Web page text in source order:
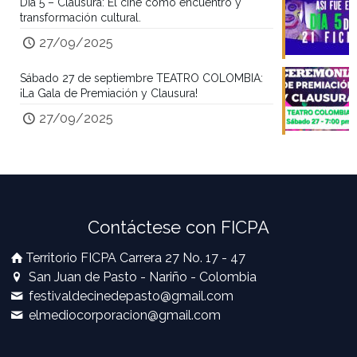
transformación cultural.
27/09/2025
Sábado 27 de septiembre TEATRO COLOMBIA:
¡La Gala de Premiación y Clausura!
27/09/2025
Contáctese con FICPA
Territorio FICPA Carrera 27 No. 17 - 47
San Juan de Pasto - Nariño - Colombia
festivaldecinedepasto@gmail.com
elmediocorporacion@gmail.com